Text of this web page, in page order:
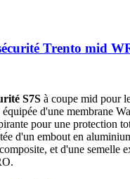
Trento mid
S7S à coupe mid pour
d'une membrane
pour une protection
d'un embout en
et d'une semelle